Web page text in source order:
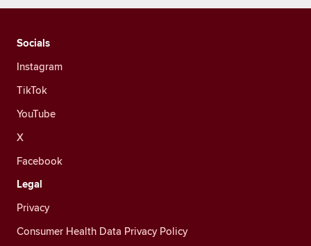
Socials
Instagram
TikTok
YouTube
X
Facebook
Legal
Privacy
Consumer Health Data Privacy Policy